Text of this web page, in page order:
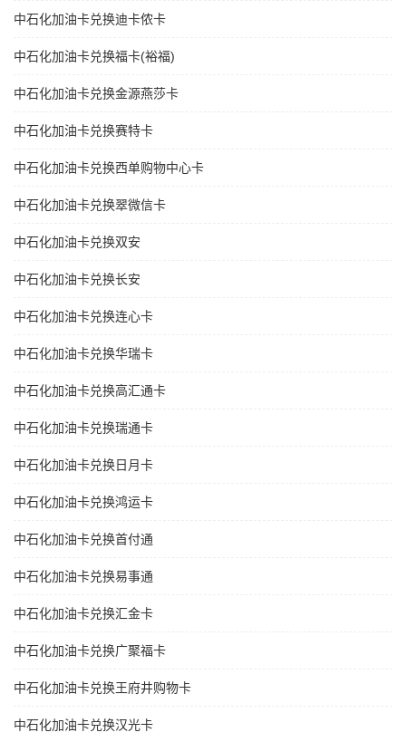
中石化加油卡兑换迪卡侬卡
中石化加油卡兑换福卡(裕福)
中石化加油卡兑换金源燕莎卡
中石化加油卡兑换赛特卡
中石化加油卡兑换西单购物中心卡
中石化加油卡兑换翠微信卡
中石化加油卡兑换双安
中石化加油卡兑换长安
中石化加油卡兑换连心卡
中石化加油卡兑换华瑞卡
中石化加油卡兑换高汇通卡
中石化加油卡兑换瑞通卡
中石化加油卡兑换日月卡
中石化加油卡兑换鸿运卡
中石化加油卡兑换首付通
中石化加油卡兑换易事通
中石化加油卡兑换汇金卡
中石化加油卡兑换广聚福卡
中石化加油卡兑换王府井购物卡
中石化加油卡兑换汉光卡